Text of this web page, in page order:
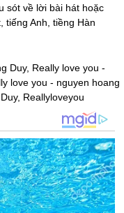
sót về lời bài hát hoặc
tiếng Anh, tiềng Hàn
Duy, Really love you -
love you - nguyen hoang
Reallyloveyou